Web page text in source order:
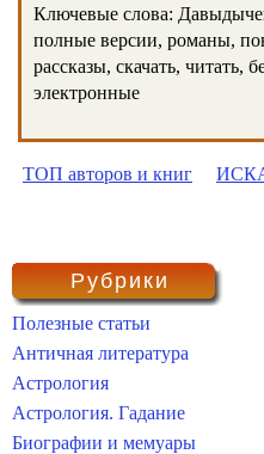
Ключевые слова:
полные версии, романы,
рассказы, скачать, читать,
электронные
ТОП авторов и книг
Рубрики
Полезные статьи
Античная литература
Астрология
Астрология. Гадание
Биографии и мемуары